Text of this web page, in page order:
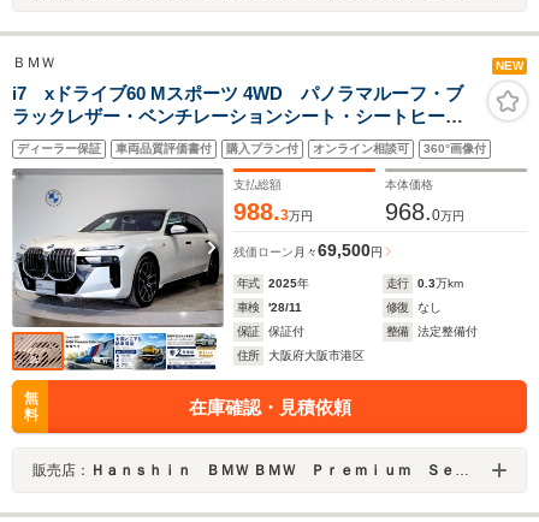
ＢＭＷ NEW
i7 xドライブ60 Mスポーツ 4WD パノラマルーフ・ブ
ラックレザー・ベンチレーションシート・シートヒータ
ー・全周囲カメラ・アクティブクルーズコントロール・
ヘッドアップディスプレイ・純正ナビTV・純正20インチ
AW・アイコニックグロー
ディーラー保証 車両品質評価書付 購入プラン付 オンライン相談可 360°画像付
支払総額
988.3万円
本体価格
968.0万円
残価ローン 月々69,500円
年式 2025年 走行 0.3万km
車検
'28/11 修復
なし
保証
保証付 整備
法定整備付
住所
大阪府大阪市港区
無
料
在庫確認・見積依頼
販売店： Ｈａｎｓｈｉｎ ＢＭＷ ＢＭＷ Ｐｒｅｍｉｕｍ Ｓｅｌｅｃｔｉｏｎ 大阪ベイ